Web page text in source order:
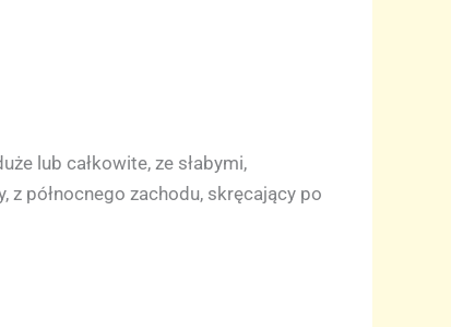
lub całkowite, ze słabymi,
z północnego zachodu, skręcający po